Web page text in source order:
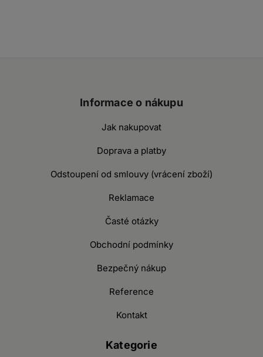
Informace o nákupu
Jak nakupovat
Doprava a platby
Odstoupení od smlouvy (vrácení zboží)
Reklamace
Časté otázky
Obchodní podmínky
Bezpečný nákup
Reference
Kontakt
Kategorie